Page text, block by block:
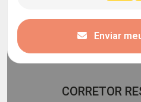
Enviar
CORRETOR